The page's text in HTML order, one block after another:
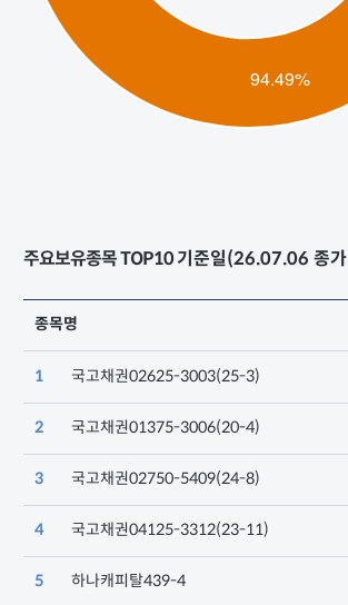
주요보유종목 TOP10기준일(26.07.06 종
종목명
1 국고채권02625-3003(25-3)
2 국고채권01375-3006(20-4)
3 국고채권02750-5409(24-8)
4 국고채권04125-3312(23-11)
5 하나캐피탈439-4